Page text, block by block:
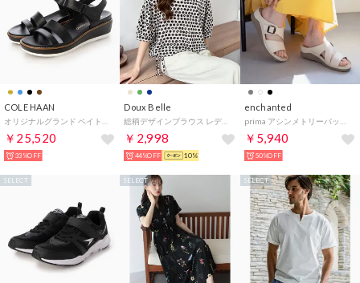
COLE HAAN
￥25,520
33%OFF
Doux Belle
￥2,998
44%OFF 10%
enchanted
￥5,940
50%OFF
SELECT SELECT SELECT